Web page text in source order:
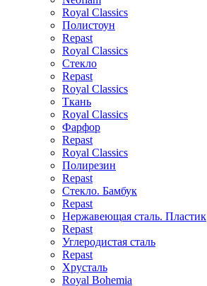
Royal Classics
Полистоун
Repast
Royal Classics
Стекло
Repast
Royal Classics
Ткань
Royal Classics
Фарфор
Repast
Royal Classics
Полирезин
Repast
Стекло. Бамбук
Repast
Нержавеющая сталь. Пластик
Repast
Углеродистая сталь
Repast
Хрусталь
Royal Bohemia